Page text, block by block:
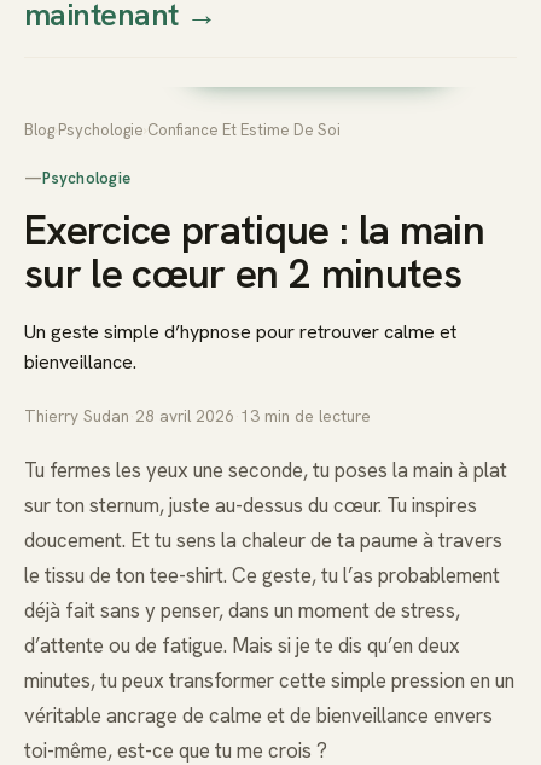
Thierry
Prendre rendez-vous dès
maintenant→
Blog Psychologie Confiance Et Estime De Soi
—Psychologie
Exercice pratique : la main
sur le cœur en 2 minutes
Un geste simple d’hypnose pour retrouver calme et
bienveillance.
Thierry Sudan 28 avril 2026 13 min de lecture
Tu fermes les yeux une seconde, tu poses la main à plat
sur ton sternum, juste au-dessus du cœur. Tu inspires
doucement. Et tu sens la chaleur de ta paume à travers
le tissu de ton tee-shirt. Ce geste, tu l’as probablement
déjà fait sans y penser, dans un moment de stress,
d’attente ou de fatigue. Mais si je te dis qu’en deux
minutes, tu peux transformer cette simple pression en un
véritable ancrage de calme et de bienveillance envers
toi-même, est-ce que tu me crois ?